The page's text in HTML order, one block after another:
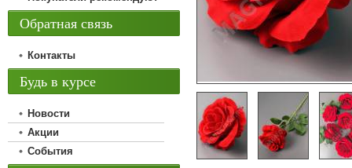
Обратная связь
Контакты
Будь в курсе
Новости
Акции
События